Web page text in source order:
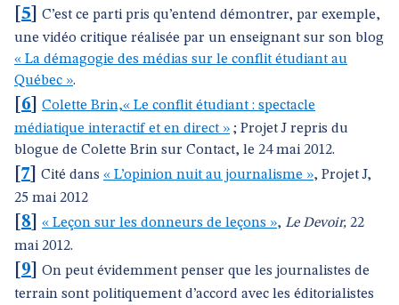
5
C’est ce parti pris qu’entend démontrer, par exemple,
une vidéo critique réalisée par un enseignant sur son blog
« La démagogie des médias sur le conflit étudiant au
Québec ».
6
Colette Brin,« Le conflit étudiant : spectacle
médiatique interactif et en direct » ; Projet J repris du
blogue de Colette Brin sur Contact, le 24 mai 2012.
7 Cité dans « L’opinion nuit au journalisme », Projet J,
25 mai 2012
8 « Leçon sur les donneurs de leçons », Le Devoir, 22
mai 2012.
9
On peut évidemment penser que les journalistes de
terrain sont politiquement d’accord avec les éditorialistes